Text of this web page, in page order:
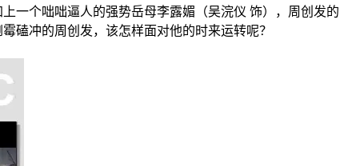
个咄咄逼人的强势岳母李露媚（吴浣仪 饰），周创发的
磕冲的周创发，该怎样面对他的时来运转呢？